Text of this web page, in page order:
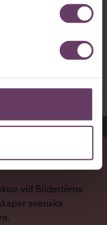
vid Södertörns
svenska
i statsvetenskap.